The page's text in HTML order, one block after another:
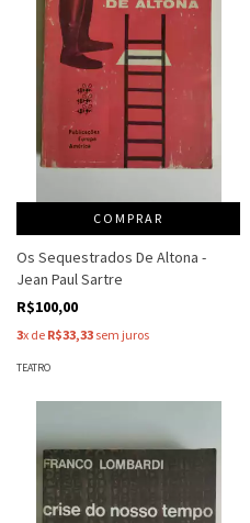
COMPRAR
Os Sequestrados De Altona -
Jean Paul Sartre
R$100,00
3x de R$33,33 sem juros
TEATRO